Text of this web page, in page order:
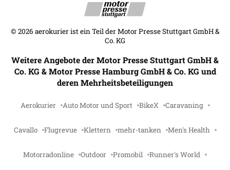
© 2026 aerokurier ist ein Teil der Motor Presse Stuttgart GmbH &
Co. KG
Weitere Angebote der Motor Presse Stuttgart GmbH &
Co. KG & Motor Presse Hamburg GmbH & Co. KG und
deren Mehrheitsbeteiligungen
Aerokurier Auto Motor und Sport BikeX Caravaning
Cavallo Flugrevue Klettern mehr-tanken Men's Health
Motorradonline Outdoor Promobil Runner's World